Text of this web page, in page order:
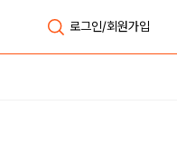
로그인/회원가입